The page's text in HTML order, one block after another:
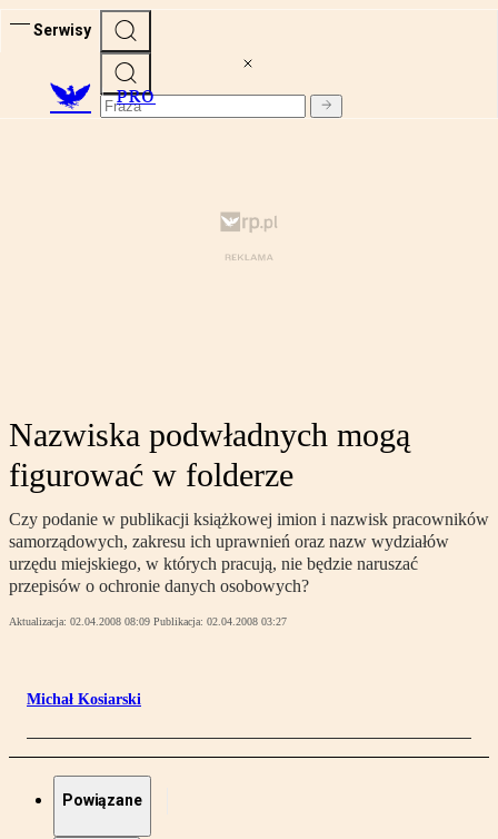
Serwisy
PRO
Nazwiska podwładnych mogą
figurować w folderze
Czy podanie w publikacji książkowej imion i nazwisk pracowników
samorządowych, zakresu ich uprawnień oraz nazw wydziałów
urzędu miejskiego, w których pracują, nie będzie naruszać
przepisów o ochronie danych osobowych?
Aktualizacja: 02.04.2008 08:09 Publikacja: 02.04.2008 03:27
Michał Kosiarski
Powiązane